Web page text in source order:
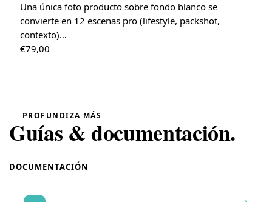
Una única foto producto sobre fondo blanco se
convierte en 12 escenas pro (lifestyle, packshot,
contexto)…
€79,00
PROFUNDIZA MÁS
Guías & documentación.
DOCUMENTACIÓN